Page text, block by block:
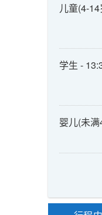
儿童(4-
学生 -
婴儿(未